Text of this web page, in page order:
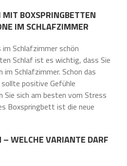
MIT BOXSPRINGBETTEN
IM SCHLAFZIMMER
Schlafzimmer schön
Schlaf ist es wichtig, dass Sie
Schlafzimmer. Schon das
positive Gefühle
Sie sich am besten vom Stress
Boxspringbett ist die neue
– WELCHE VARIANTE DARF